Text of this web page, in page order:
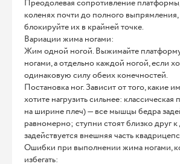
Преодолевая сопротивление
коленях почти до полного
блокируйте их в крайней точке.
Вариации жима ногами:
Жим одной ногой. Выжимайте
ногами, а отдельно каждой ногой, если
одинаковую силу обеих конечностей.
Постановка ног. Зависит от того, какие
хотите нагрузить сильнее: классическая
на ширине плеч) — все мышцы бедра
равномерно; ступни стоят близко друг
задействуется внешняя часть
Ошибки при выполнении жима ногами,
избегать: